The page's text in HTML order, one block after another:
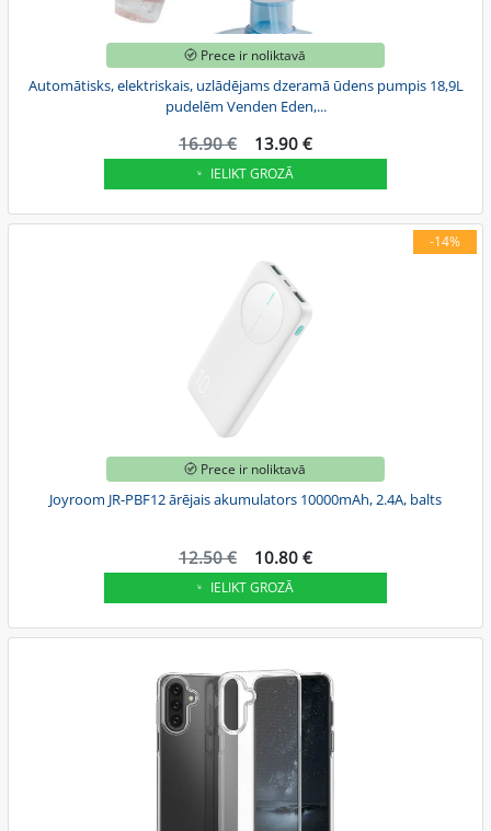
Prece ir noliktavā
Automātisks, elektriskais, uzlādējams dzeramā ūdens pumpis 18,9L
pudelēm Venden Eden,...
16.90 € 13.90 €
IELIKT GROZĀ
-14%
Prece ir noliktavā
Joyroom JR-PBF12 ārējais akumulators 10000mAh, 2.4A, balts
12.50 € 10.80 €
IELIKT GROZĀ